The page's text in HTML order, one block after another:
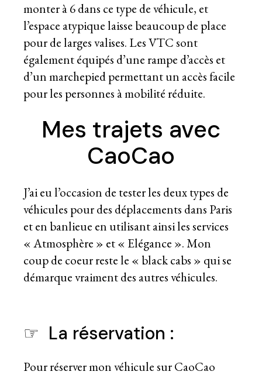
monter à 6 dans ce type de véhicule, et
l’espace atypique laisse beaucoup de place
pour de larges valises. Les VTC sont
également équipés d’une rampe d’accès et
d’un marchepied permettant un accès facile
pour les personnes à mobilité réduite.
Mes trajets avec
CaoCao
J’ai eu l’occasion de tester les deux types de
véhicules pour des déplacements dans Paris
et en banlieue en utilisant ainsi les services
« Atmosphère » et « Elégance ». Mon
coup de coeur reste le « black cabs » qui se
démarque vraiment des autres véhicules.
☞ La réservation :
Pour réserver mon véhicule sur CaoCao